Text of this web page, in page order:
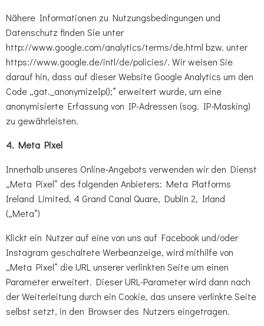
Nähere Informationen zu Nutzungsbedingungen und
Datenschutz finden Sie unter
http://www.google.com/analytics/terms/de.html bzw. unter
https://www.google.de/intl/de/policies/. Wir weisen Sie
darauf hin, dass auf dieser Website Google Analytics um den
Code „gat._anonymizeIp();“ erweitert wurde, um eine
anonymisierte Erfassung von IP-Adressen (sog. IP-Masking)
zu gewährleisten.
4. Meta Pixel
Innerhalb unseres Online-Angebots verwenden wir den Dienst
„Meta Pixel“ des folgenden Anbieters: Meta Platforms
Ireland Limited, 4 Grand Canal Quare, Dublin 2, Irland
(„Meta“)
Klickt ein Nutzer auf eine von uns auf Facebook und/oder
Instagram geschaltete Werbeanzeige, wird mithilfe von
„Meta Pixel“ die URL unserer verlinkten Seite um einen
Parameter erweitert. Dieser URL-Parameter wird dann nach
der Weiterleitung durch ein Cookie, das unsere verlinkte Seite
selbst setzt, in den Browser des Nutzers eingetragen.